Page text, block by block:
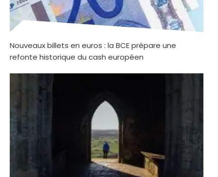
Nouveaux billets en euros : la BCE prépare une
refonte historique du cash européen